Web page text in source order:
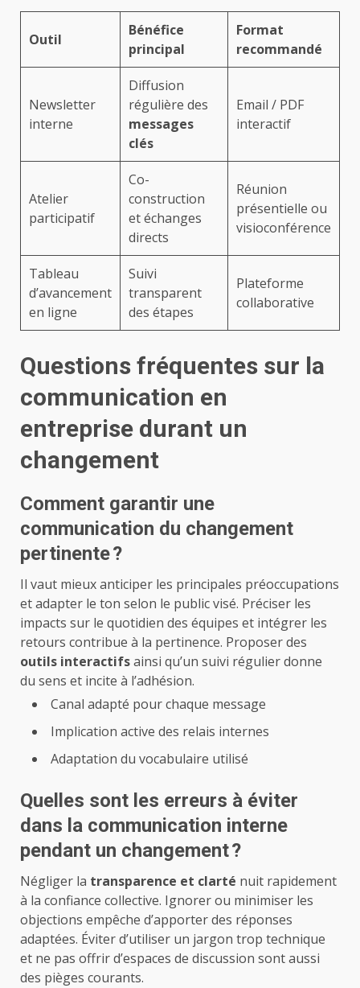
Outil
Bénéfice
principal
Format
recommandé
Newsletter
interne
Diffusion
régulière des
messages
clés
Email / PDF
interactif
Atelier
participatif
Co-
construction
et échanges
directs
Réunion
présentielle ou
visioconférence
Tableau
d’avancement
en ligne
Suivi
transparent
des étapes
Plateforme
collaborative
Questions fréquentes sur la
communication en
entreprise durant un
changement
Comment garantir une
communication du changement
pertinente ?
Il vaut mieux anticiper les principales préoccupations
et adapter le ton selon le public visé. Préciser les
impacts sur le quotidien des équipes et intégrer les
retours contribue à la pertinence. Proposer des
outils interactifsainsi qu’un suivi régulier donne
du sens et incite à l’adhésion.
Canal adapté pour chaque message
Implication active des relais internes
Adaptation du vocabulaire utilisé
Quelles sont les erreurs à éviter
dans la communication interne
pendant un changement ?
Négliger la transparence et clarté nuit rapidement
à la confiance collective. Ignorer ou minimiser les
objections empêche d’apporter des réponses
adaptées. Éviter d’utiliser un jargon trop technique
et ne pas offrir d’espaces de discussion sont aussi
des pièges courants.